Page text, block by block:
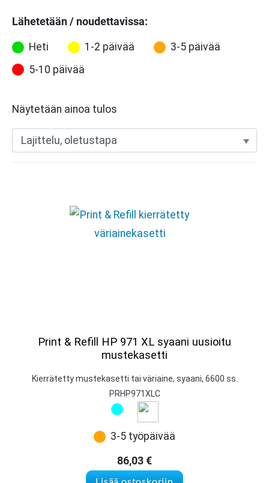
Lähetetään / noudettavissa:
Heti 1-2 päivää
3-5 päivää
5-10 päivää
Näytetään ainoa tulos
Print & Refill HP 971 XL syaani uusioitu
mustekasetti
Kierrätetty mustekasetti tai väriaine, syaani, 6600 ss.
PRHP971XLC
3-5 työpäivää
86,03€